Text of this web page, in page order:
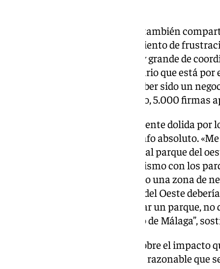
Lola Trujillo, vecina de la zona, también
tomada, aunque con un sentimiento de
porque ha sido un esfuerzo muy grande de
relevante de que hay un vecindario que está
un triunfo porque a pesar de haber sido un
que ver la actitud vecinal, pienso, 5.000 firmas
Sin embargo, Lola también se siente dolida por
aunque no cree que sea un triunfo absoluto.
festival dicen que no viene más al parque del
ocupación pero no se hace lo mismo con los
de ver los parques públicos como una zona de
lo que ha sucedido en el Parque del Oeste
ciudad. “No puedes cerrar y vallar un parque,
Huelin, ni el del cine ni ninguno de Málaga”,
Esta vecina también advierte sobre el impacto
entorno natural. “Además no es razonable que